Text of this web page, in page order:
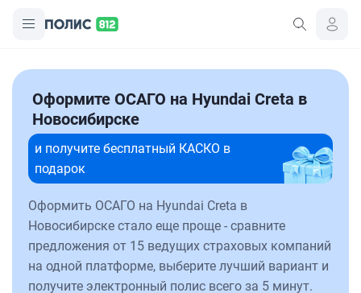
Оформите ОСАГО на Hyundai Creta в
Новосибирске
и получите бесплатный КАСКО в
подарок
Оформить ОСАГО на Hyundai Creta в
Новосибирске стало еще проще - сравните
предложения от 15 ведущих страховых компаний
на одной платформе, выберите лучший вариант и
получите электронный полис всего за 5 минут.